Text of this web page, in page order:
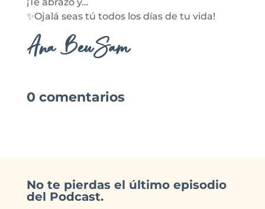
✨Ojalá seas tú todos los días de tu vida!
Ana BeuSam
0 comentarios
No te pierdas el último episodio
del Podcast.